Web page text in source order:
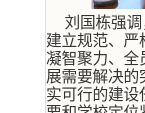
刘国栋强
建立规范、
凝智聚力、全
展需要解决
实可行的建